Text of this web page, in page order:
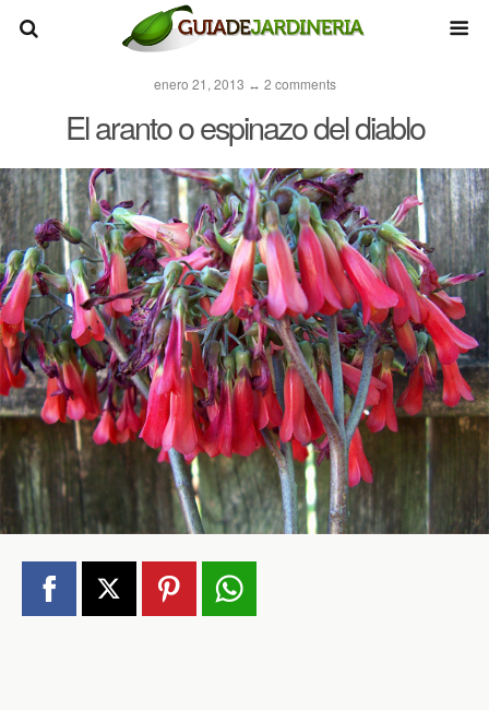
enero 21, 2013 ↔ 2 comments
El aranto o espinazo del diablo